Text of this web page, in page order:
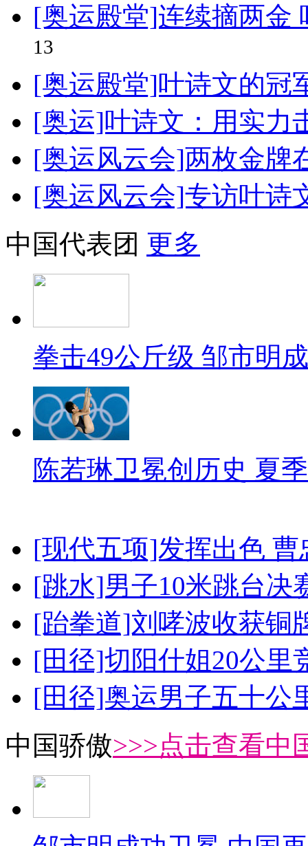
[奥运殿堂]连续摘两金
13
[奥运殿堂]叶诗文的冠
[奥运]叶诗文：用实力
[奥运风云会]两枚金牌
[奥运风云会]专访叶诗
中国代表团 更多
拳击49公斤级 邹市明
陈若琳卫冕创历史 夏
[现代五项]发挥出色
[跳水]男子10米跳台决
[跆拳道]刘哮波收获铜
[田径]切阳什姐20公里
[田径]奥运男子五十公
中国骄傲>>>点击查看中